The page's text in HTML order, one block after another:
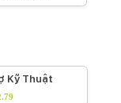
Kỹ Thuật